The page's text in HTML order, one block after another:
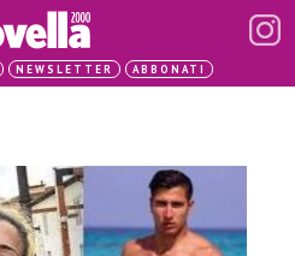
NEWSLETTER ABBONATI